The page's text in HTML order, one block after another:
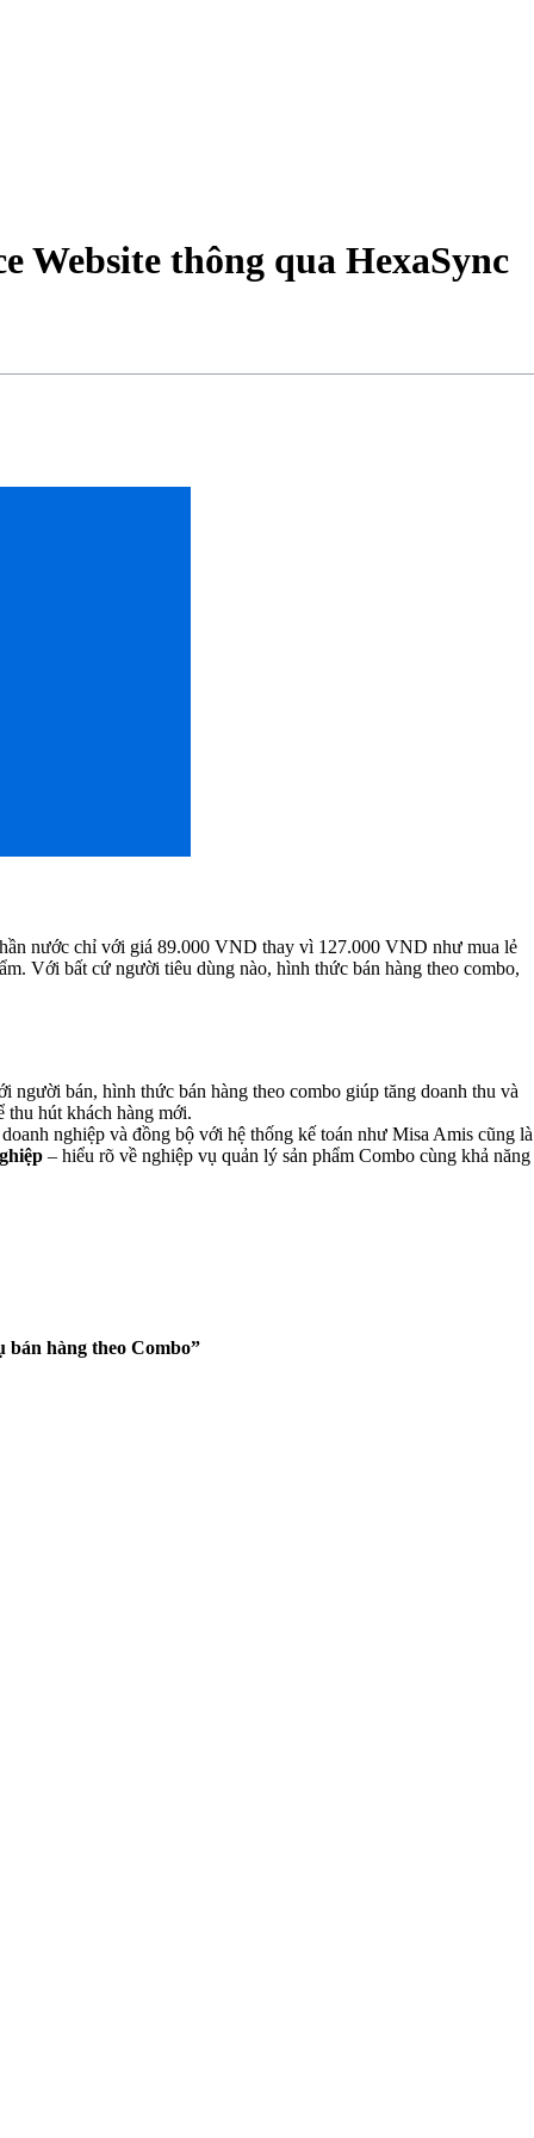
Website thông qua HexaSync
nước chỉ với giá 89.000 VND thay vì 127.000 VND như mua lẻ
Với bất cứ người tiêu dùng nào, hình thức bán hàng theo combo,
bán, hình thức bán hàng theo combo giúp tăng doanh thu và
thu hút khách hàng mới.
nghiệp và đồng bộ với hệ thống kế toán như Misa Amis cũng là
– hiểu rõ về nghiệp vụ quản lý sản phẩm Combo cùng khả năng
bán hàng theo Combo”